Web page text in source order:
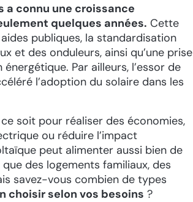
connu une croissance
quelques années. Cette
publiques, la standardisation
et des onduleurs, ainsi qu’une prise
Par ailleurs, l’essor de
l’adoption du solaire dans les
soit pour réaliser des économies,
ou réduire l’impact
peut alimenter aussi bien de
des logements familiaux, des
savez-vous combien de types
choisir selon vos besoins ?